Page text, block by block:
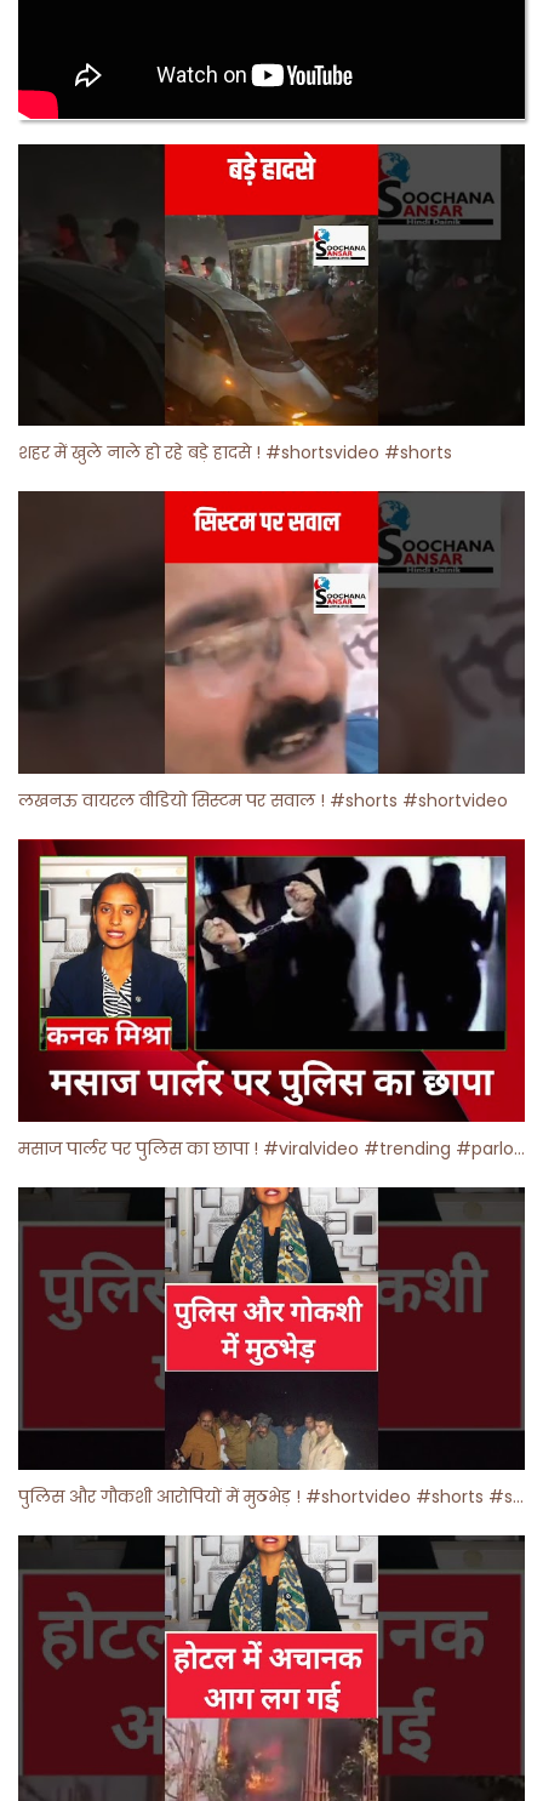
शहर में खुले नाले हो रहे बड़े हादसे ! #shortsvideo #shorts
लखनऊ वायरल वीडियो सिस्टम पर सवाल ! #shorts #shortvideo
मसाज पार्लर पर पुलिस का छापा ! #viralvideo #trending #parlour
पुलिस और गौकशी आरोपियों में मुठभेड़ ! #shortvideo #shorts #shortsfeed